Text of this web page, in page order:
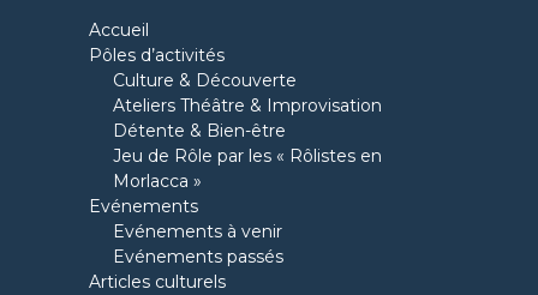
Accueil
Pôles d’activités
Culture & Découverte
Ateliers Théâtre & Improvisation
Détente & Bien-être
Jeu de Rôle par les « Rôlistes en
Morlacca »
Evénements
Evénements à venir
Evénements passés
Articles culturels